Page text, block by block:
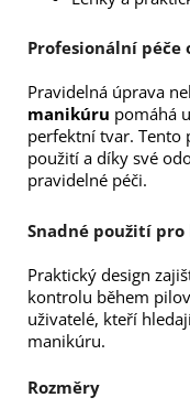
Profesionální péče
Pravidelná úprava
manikúru pomáhá
perfektní tvar. Tento
použití a díky své
pravidelné péči.
Snadné použití pro
Praktický design
kontrolu během
uživatelé, kteří
manikúru.
Rozměry